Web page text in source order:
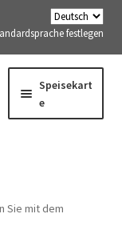
festlegen
Speisekart
e
Sie mit dem